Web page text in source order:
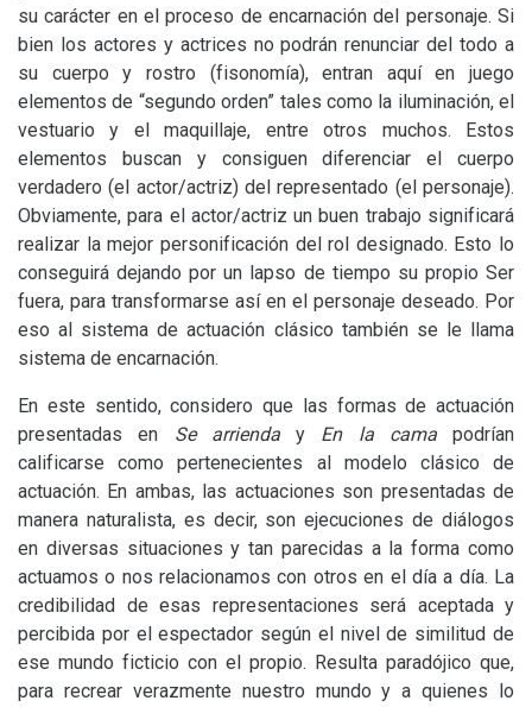
su carácter en el proceso de encarnación del personaje. Si
bien los actores y actrices no podrán renunciar del todo a
su cuerpo y rostro (fisonomía), entran aquí en juego
elementos de “segundo orden” tales como la iluminación, el
vestuario y el maquillaje, entre otros muchos. Estos
elementos buscan y consiguen diferenciar el cuerpo
verdadero (el actor/actriz) del representado (el personaje).
Obviamente, para el actor/actriz un buen trabajo significará
realizar la mejor personificación del rol designado. Esto lo
conseguirá dejando por un lapso de tiempo su propio Ser
fuera, para transformarse así en el personaje deseado. Por
eso al sistema de actuación clásico también se le llama
sistema de encarnación.
En este sentido, considero que las formas de actuación
presentadas en Se arrienda y En la camapodrían
calificarse como pertenecientes al modelo clásico de
actuación. En ambas, las actuaciones son presentadas de
manera naturalista, es decir, son ejecuciones de diálogos
en diversas situaciones y tan parecidas a la forma como
actuamos o nos relacionamos con otros en el día a día. La
credibilidad de esas representaciones será aceptada y
percibida por el espectador según el nivel de similitud de
ese mundo ficticio con el propio. Resulta paradójico que,
para recrear verazmente nuestro mundo y a quienes lo